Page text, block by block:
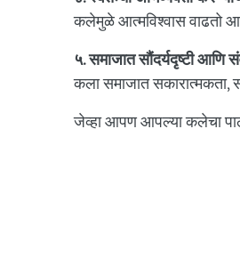
कलेमुळे आत्मविश्वास वाढतो
५. समाजात सौंदर्यदृष्टी आणि
कला समाजात सकारात्मकता,
जेव्हा आपण आपल्या कलेचा